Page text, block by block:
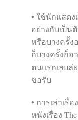
• ใช้นักแสด
อย่างกับเป็น
หรือบางครั้ง
ก็บางครั้งก็อ
ตนแรกเลยล่
ขอรับ
• การเล่าเ
หนังเรื่อง